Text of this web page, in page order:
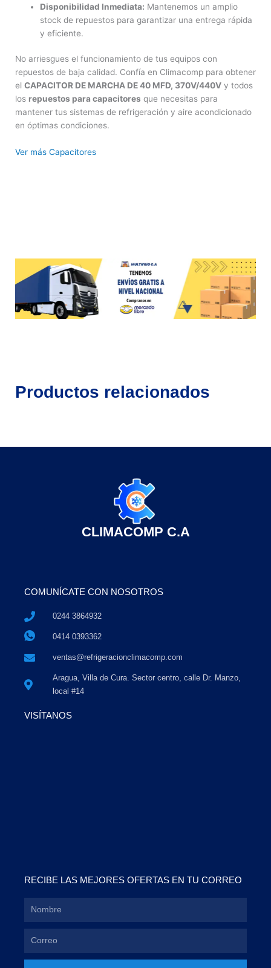
Disponibilidad Inmediata: Mantenemos un amplio
stock de repuestos para garantizar una entrega rápida
y eficiente.
No arriesgues el funcionamiento de tus equipos con
repuestos de baja calidad. Confía en Climacomp para obtener
el CAPACITOR DE MARCHA DE 40 MFD, 370V/440V y todos
los repuestos para capacitores que necesitas para
mantener tus sistemas de refrigeración y aire acondicionado
en óptimas condiciones.
Ver más Capacitores
Productos relacionados
CLIMACOMP C.A
COMUNÍCATE CON NOSOTROS
0244 3864932
0414 0393362
ventas@refrigeracionclimacomp.com
Aragua, Villa de Cura. Sector centro, calle Dr. Manzo,
local #14
VISÍTANOS
RECIBE LAS MEJORES OFERTAS EN TU CORREO